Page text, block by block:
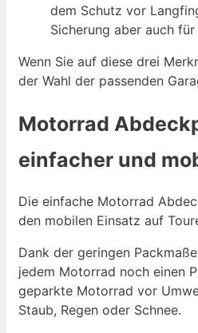
dem Schutz vor
Sicherung aber auch
Wenn Sie auf diese drei
der Wahl der passenden
Motorrad
einfacher und
Die einfache Motorrad
den mobilen Einsatz auf
Dank der geringen
jedem Motorrad noch einen
geparkte Motorrad vor
Staub, Regen oder Schnee.